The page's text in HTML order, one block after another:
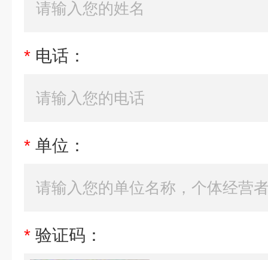
* 电话：
* 单位：
* 验证码：